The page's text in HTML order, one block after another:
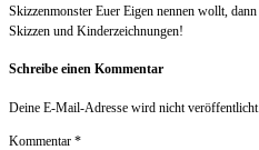
Skizzenmonster Euer Eigen nennen wollt, dann
Skizzen und Kinderzeichnungen!
Schreibe einen Kommentar
Deine E-Mail-Adresse wird nicht veröffentlicht.
Kommentar *